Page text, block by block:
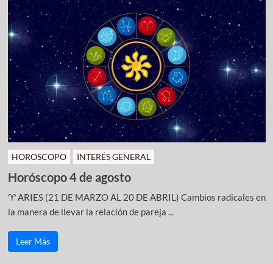
HOROSCOPO INTERÉS GENERAL
Horóscopo 4 de agosto
♈ ARIES (21 DE MARZO AL 20 DE ABRIL) Cambios radicales en
la manera de llevar la relación de pareja ...
Leer Más